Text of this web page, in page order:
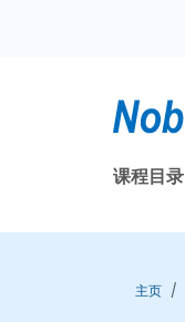
课程目录
主页